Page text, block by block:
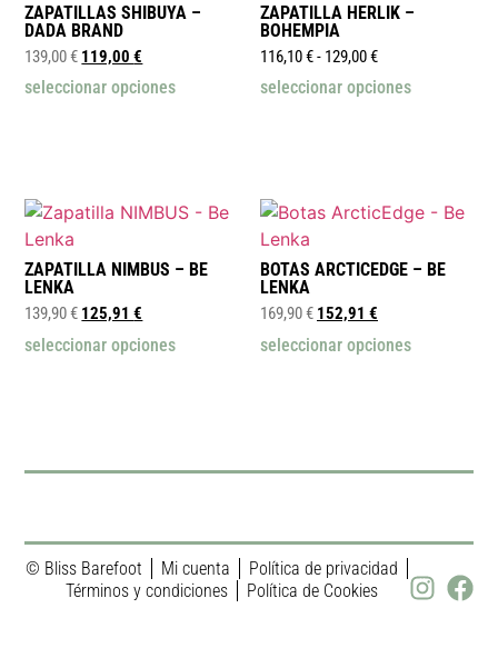
ZAPATILLAS SHIBUYA –
DADA BRAND
139,00€ 119,00€
seleccionar opciones
ZAPATILLA HERLIK –
BOHEMPIA
116,10€- 129,00€
seleccionar opciones
ZAPATILLA NIMBUS – BE
LENKA
139,90€ 125,91€
seleccionar opciones
BOTAS ARCTICEDGE – BE
LENKA
169,90€ 152,91 €
seleccionar opciones
© Bliss Barefoot Mi cuenta
Política de privacidad
Términos y condiciones
Política de Cookies